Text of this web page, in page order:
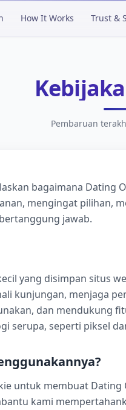
How It Works Trust &
Pembaruan
bagaimana Dating
mengingat pilihan,
jawab.
yang disimpan situs
kunjungan, menjaga
dan mendukung
serupa, seperti piksel
untuk membuat
kami